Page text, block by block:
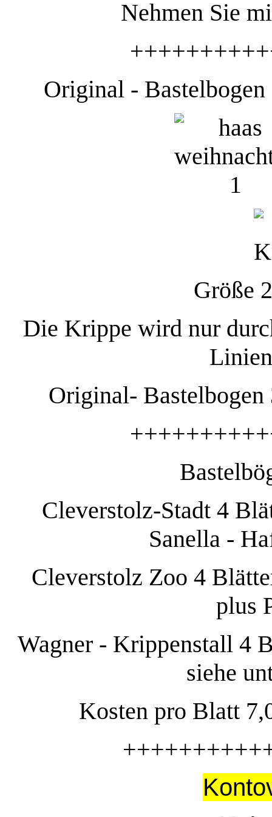
Nehmen Sie
Original -
Größe
Die Krippe wird nur
Original- Bastelbogen
Cleverstolz-Stadt 4
Sanella -
Cleverstolz Zoo 4
plus
Wagner - Krippenstall 4
siehe
Kosten pro Blatt